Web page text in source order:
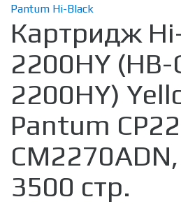
Pantum Hi-Black
Картридж
2200HY (HB-
2200HY)
Pantum
3500 стр.